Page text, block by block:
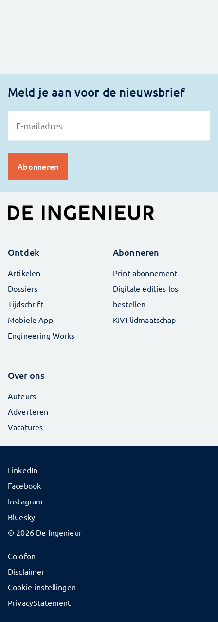
Meld je aan voor de nieuwsbrief
Ontdek
Artikelen
Dossiers
Tijdschrift
Mobiele App
Engineering Works
Abonneren
Print abonnement
Digitale edities los
bestellen
KIVI-lidmaatschap
Over ons
Auteurs
Adverteren
Vacatures
© 2026 De Ingenieur
Colofon
Disclaimer
Cookie-instellingen
PrivacyStatement
LinkedIn
Facebook
Instagram
Bluesky